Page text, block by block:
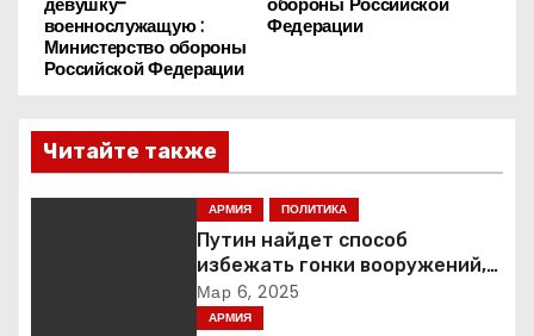
и
г
а
ц
Федерации
военнослужащую :
Министерство обороны
Российской Федерации
Читайте также
АРМИЯ ПОЛИТИКА
Путин найдет способ
избежать гонки вооружений,
заявил пресс-секретарь
Мар 6, 2025
АРМИЯ